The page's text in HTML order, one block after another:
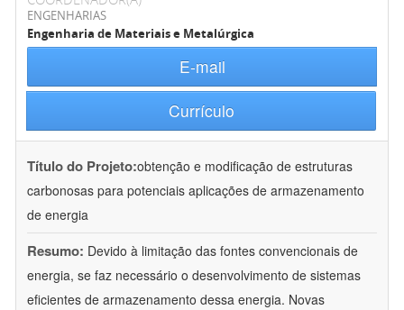
ENGENHARIAS
Engenharia de Materiais e Metalúrgica
E-mail
Currículo
Título do Projeto:obtenção e modificação de estruturas
carbonosas para potenciais aplicações de armazenamento
de energia
Resumo: Devido à limitação das fontes convencionais de
energia, se faz necessário o desenvolvimento de sistemas
eficientes de armazenamento dessa energia. Novas